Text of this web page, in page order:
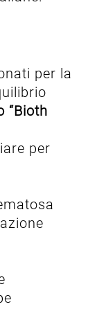
per la
“Bioth
per